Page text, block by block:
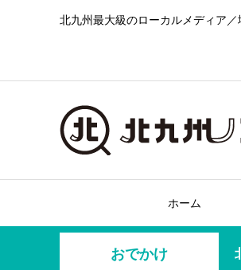
北九州最大級のローカルメディア
ホーム
おでかけ